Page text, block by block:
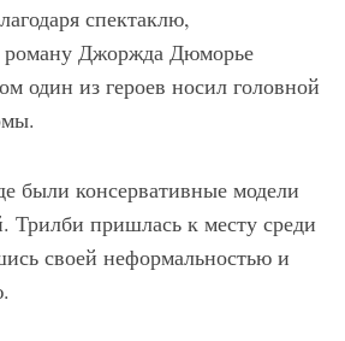
спектаклю,
роману Джоржда Дюморье
один из героев носил головной
были консервативные модели
Трилби пришлась к месту среди
своей неформальностью и